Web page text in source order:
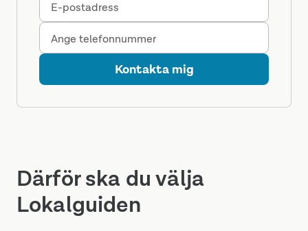
E-postadress
Ange telefonnummer
Kontakta mig
Därför ska du välja
Lokalguiden